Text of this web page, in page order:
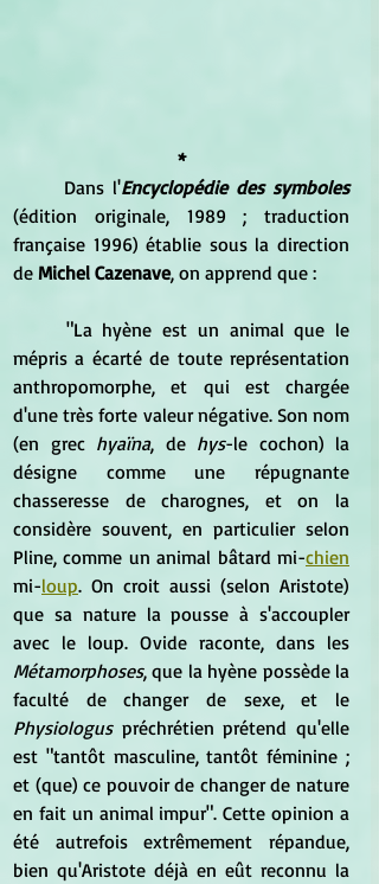
*
	Dans l'
Encyclopédie des symboles
(édition originale, 1989 ; traduction
française 1996) établie sous la direction
de Michel Cazenave, on apprend que :
mépris a écarté de toute représentation
anthropomorphe, et qui est chargée
d'une très forte valeur négative. Son nom
(en grec hyaïna, de hys-le cochon) la
désigne comme une répugnante
chasseresse de charognes, et on la
considère souvent, en particulier selon
Pline, comme un animal bâtard mi-chien
mi-loup. On croit aussi (selon Aristote)
que sa nature la pousse à s'accoupler
Métamorphoses, que la hyène possède la
Physiologus préchrétien prétend qu'elle
est "tantôt masculine, tantôt féminine ;
et (que) ce pouvoir de changer de nature
en fait un animal impur". Cette opinion a
été autrefois extrêmement répandue,
bien qu'Aristote déjà en eût reconnu la